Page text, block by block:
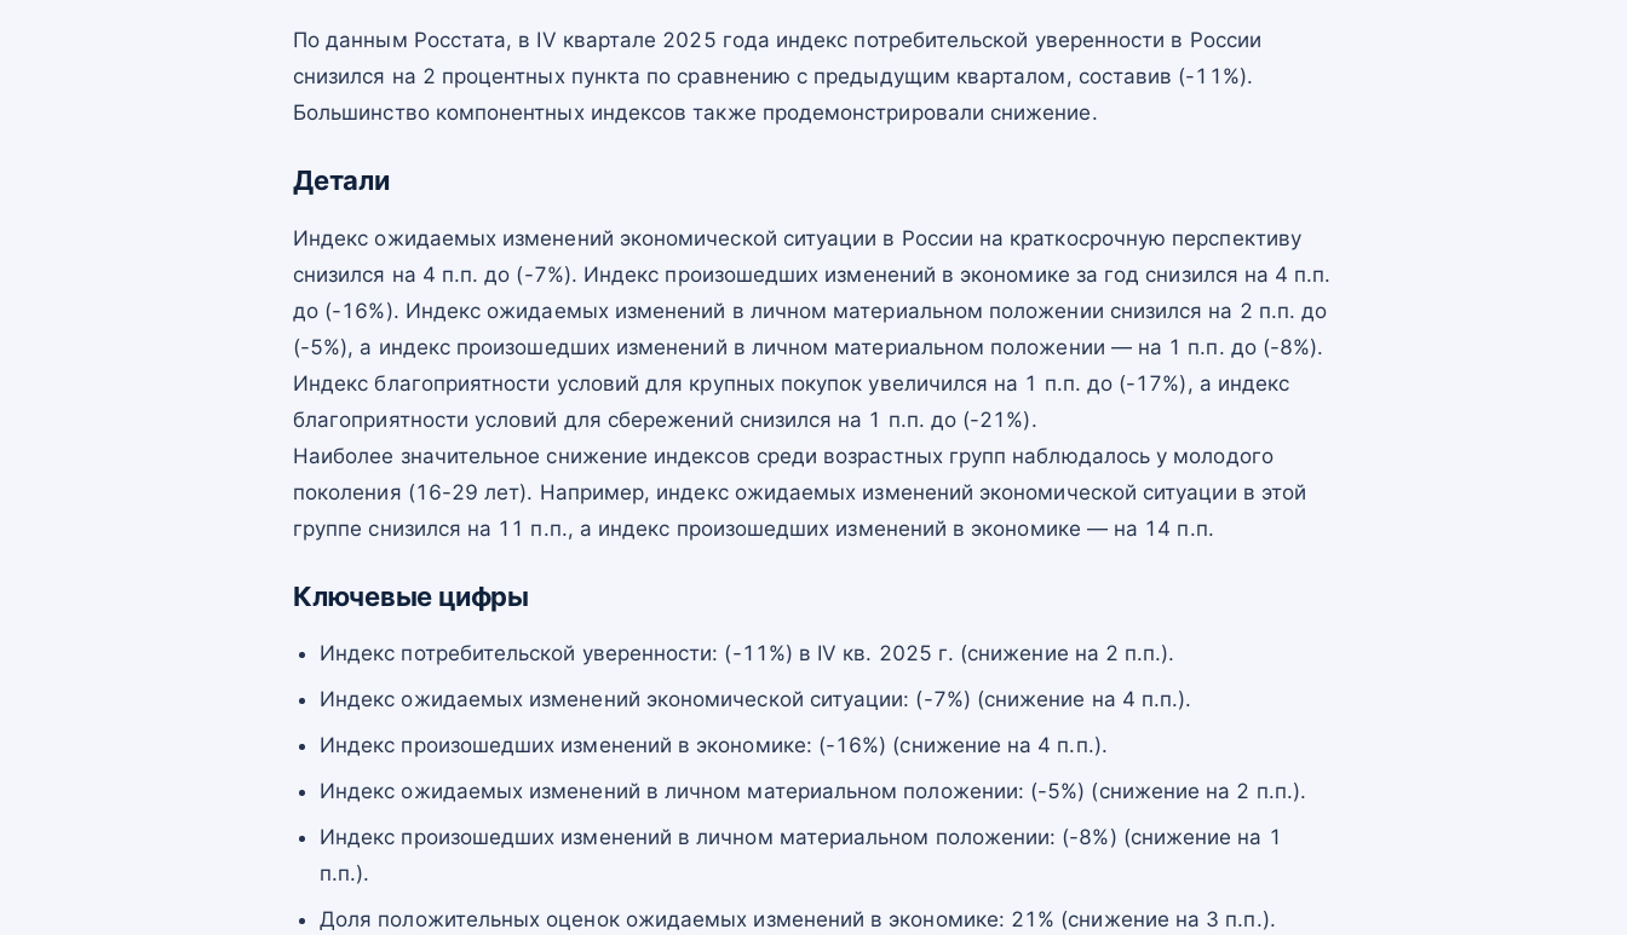
По данным Росстата, в IV квартале 2025 года индекс потребительской уверенности в России
снизился на 2 процентных пункта по сравнению с предыдущим кварталом, составив (-11%).
Большинство компонентных индексов также продемонстрировали снижение.
Детали
Индекс ожидаемых изменений экономической ситуации в России на краткосрочную перспективу
снизился на 4 п.п. до (-7%). Индекс произошедших изменений в экономике за год снизился на 4 п.п.
до (-16%). Индекс ожидаемых изменений в личном материальном положении снизился на 2 п.п. до
(-5%), а индекс произошедших изменений в личном материальном положении — на 1 п.п. до (-8%).
Индекс благоприятности условий для крупных покупок увеличился на 1 п.п. до (-17%), а индекс
благоприятности условий для сбережений снизился на 1 п.п. до (-21%).
Наиболее значительное снижение индексов среди возрастных групп наблюдалось у молодого
поколения (16-29 лет). Например, индекс ожидаемых изменений экономической ситуации в этой
группе снизился на 11 п.п., а индекс произошедших изменений в экономике — на 14 п.п.
Ключевые цифры
Индекс потребительской уверенности: (-11%) в IV кв. 2025 г. (снижение на 2 п.п.).
Индекс ожидаемых изменений экономической ситуации: (-7%) (снижение на 4 п.п.).
Индекс произошедших изменений в экономике: (-16%) (снижение на 4 п.п.).
Индекс ожидаемых изменений в личном материальном положении: (-5%) (снижение на 2 п.п.).
Индекс произошедших изменений в личном материальном положении: (-8%) (снижение на 1
п.п.).
Доля положительных оценок ожидаемых изменений в экономике: 21% (снижение на 3 п.п.).